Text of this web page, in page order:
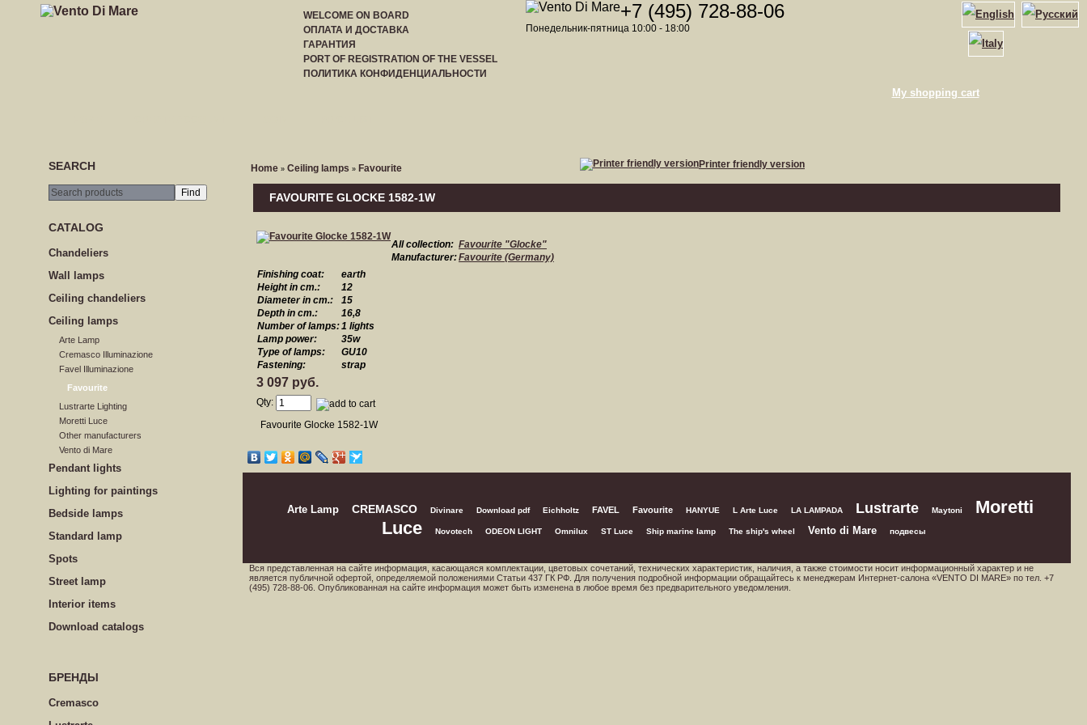
WELCOME ON BOARD
ОПЛАТА И ДОСТАВКА
ГАРАНТИЯ
PORT OF REGISTRATION OF THE VESSEL
ПОЛИТИКА КОНФИДЕНЦИАЛЬНОСТИ
+7 (495) 728-88-06
Понедельник-пятница 10:00 - 18:00
My shopping cart
SEARCH
CATALOG
Сhandeliers
Wall lamps
Сeiling сhandeliers
Ceiling lamps
Arte Lamp
Cremasco Illuminazione
Favel Illuminazione
Favourite
Lustrarte Lighting
Moretti Luce
Other manufacturers
Vento di Mare
Pendant lights
Lighting for paintings
Bedside lamps
Standard lamp
Spots
Street lamp
Interior items
Download catalogs
БРЕНДЫ
Cremasco
Home » Ceiling lamps » Favourite Printer friendly version
FAVOURITE GLOCKE 1582-1W
All collection: Favourite "Glocke"
Manufacturer:Favourite (Germany)
Finishing coat:
earth
Height in cm.:
12
Diameter in cm.:
15
Depth in cm.:
16,8
Number of lamps:1 lights
Lamp power:
35w
Type of lamps:
GU10
Fastening:
strap
3 097 руб.
Qty:
Favourite Glocke 1582-1W
Arte Lamp CREMASCO Divinare Download pdf Eichholtz FAVEL Favourite HANYUE L Arte Luce LA LAMPADA Lustrarte Maytoni
Moretti
Luce
Novotech ODEON LIGHT Omnilux ST Luce Ship marine lamp The ship's wheel Vento di Mare подвесы
Вся представленная на сайте информация, касающаяся комплектации, цветовых сочетаний, технических характеристик, наличия, а также стоимости носит информационный характер и не
является публичной офертой, определяемой положениями Статьи 437 ГК РФ. Для получения подробной информации обращайтесь к менеджерам Интернет-салона «VENTO DI MARE» по тел. +7
(495) 728-88-06. Опубликованная на сайте информация может быть изменена в любое время без предварительного уведомления.